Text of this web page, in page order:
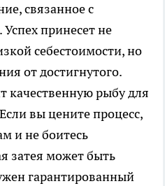
связанное с
принесет не
себестоимости, но
от достигнутого.
качественную рыбу для
вы цените процесс,
и не боитесь
затея может быть
гарантированный